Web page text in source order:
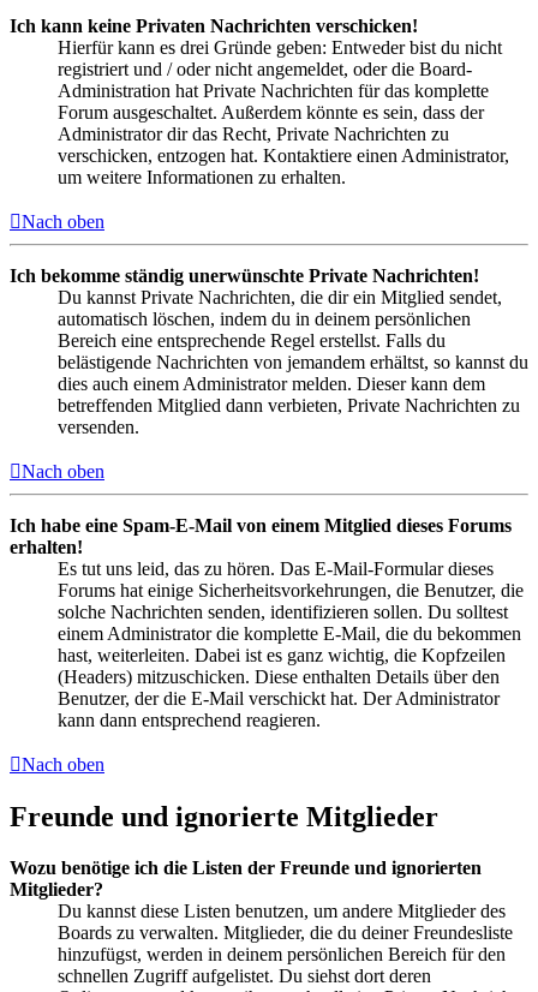
Ich kann keine Privaten Nachrichten verschicken!
Hierfür kann es drei Gründe geben: Entweder bist du nicht
registriert und / oder nicht angemeldet, oder die Board-
Administration hat Private Nachrichten für das komplette
Forum ausgeschaltet. Außerdem könnte es sein, dass der
Administrator dir das Recht, Private Nachrichten zu
verschicken, entzogen hat. Kontaktiere einen Administrator,
um weitere Informationen zu erhalten.
Nach oben
Ich bekomme ständig unerwünschte Private Nachrichten!
Du kannst Private Nachrichten, die dir ein Mitglied sendet,
automatisch löschen, indem du in deinem persönlichen
Bereich eine entsprechende Regel erstellst. Falls du
belästigende Nachrichten von jemandem erhältst, so kannst du
dies auch einem Administrator melden. Dieser kann dem
betreffenden Mitglied dann verbieten, Private Nachrichten zu
versenden.
Nach oben
Ich habe eine Spam-E-Mail von einem Mitglied dieses Forums
erhalten!
Es tut uns leid, das zu hören. Das E-Mail-Formular dieses
Forums hat einige Sicherheitsvorkehrungen, die Benutzer, die
solche Nachrichten senden, identifizieren sollen. Du solltest
einem Administrator die komplette E-Mail, die du bekommen
hast, weiterleiten. Dabei ist es ganz wichtig, die Kopfzeilen
(Headers) mitzuschicken. Diese enthalten Details über den
Benutzer, der die E-Mail verschickt hat. Der Administrator
kann dann entsprechend reagieren.
Nach oben
Freunde und ignorierte Mitglieder
Wozu benötige ich die Listen der Freunde und ignorierten
Mitglieder?
Du kannst diese Listen benutzen, um andere Mitglieder des
Boards zu verwalten. Mitglieder, die du deiner Freundesliste
hinzufügst, werden in deinem persönlichen Bereich für den
schnellen Zugriff aufgelistet. Du siehst dort deren